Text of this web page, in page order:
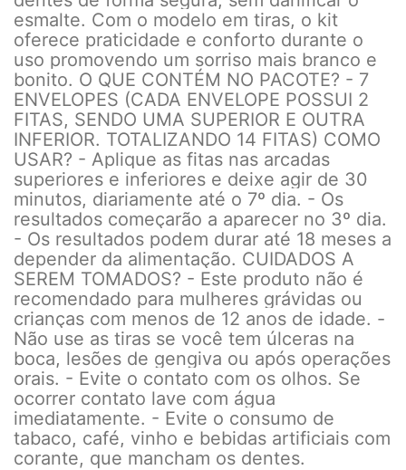
esmalte. Com o modelo em tiras, o kit
oferece praticidade e conforto durante o
uso promovendo um sorriso mais branco e
bonito. O QUE CONTÉM NO PACOTE? - 7
ENVELOPES (CADA ENVELOPE POSSUI 2
FITAS, SENDO UMA SUPERIOR E OUTRA
INFERIOR. TOTALIZANDO 14 FITAS) COMO
USAR? - Aplique as fitas nas arcadas
superiores e inferiores e deixe agir de 30
minutos, diariamente até o 7º dia. - Os
resultados começarão a aparecer no 3º dia.
- Os resultados podem durar até 18 meses a
depender da alimentação. CUIDADOS A
SEREM TOMADOS? - Este produto não é
recomendado para mulheres grávidas ou
crianças com menos de 12 anos de idade. -
Não use as tiras se você tem úlceras na
boca, lesões de gengiva ou após operações
orais. - Evite o contato com os olhos. Se
ocorrer contato lave com água
imediatamente. - Evite o consumo de
tabaco, café, vinho e bebidas artificiais com
corante, que mancham os dentes.